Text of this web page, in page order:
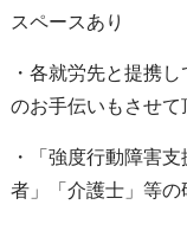
スペースあり
・各就労先と提携
のお手伝いもさせて
・「強度行動障害
者」「介護士」等の